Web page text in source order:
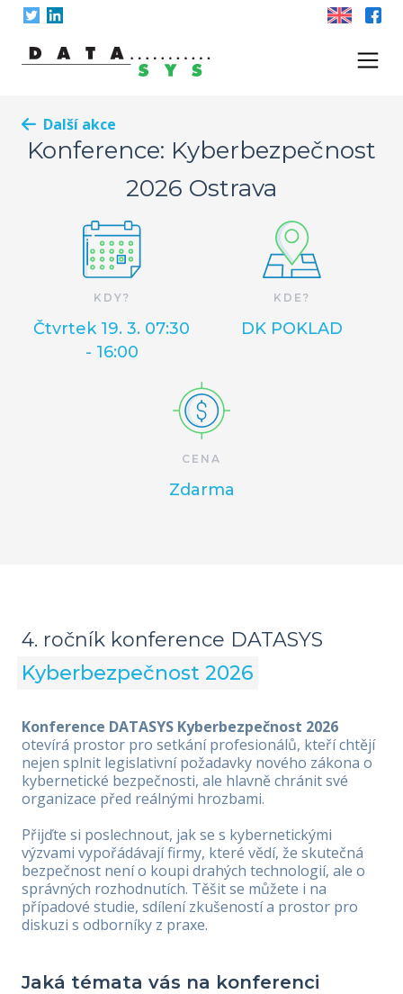
Skip
content
Další akce
Konference: Kyberbezpečnost
2026 Ostrava
KDY?
Čtvrtek 19. 3. 07:30
- 16:00
KDE?
DK POKLAD
CENA
Zdarma
4. ročník konference DATASYS
Kyberbezpečnost 2026
Konference DATASYS Kyberbezpečnost 2026
otevírá prostor pro setkání profesionálů, kteří chtějí
nejen splnit legislativní požadavky nového zákona o
kybernetické bezpečnosti, ale hlavně chránit své
organizace před reálnými hrozbami.
Přijďte si poslechnout, jak se s kybernetickými
výzvami vypořádávají firmy, které vědí, že skutečná
bezpečnost není o koupi drahých technologií, ale o
správných rozhodnutích. Těšit se můžete i na
případové studie, sdílení zkušeností a prostor pro
diskuzi s odborníky z praxe.
Jaká témata vás na konferenci